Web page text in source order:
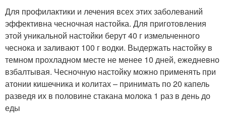
Для профилактики и лечения всех этих заболеваний
эффективна чесночная настойка. Для приготовления
этой уникальной настойки берут 40 г измельченного
чеснока и заливают 100 г водки. Выдержать настойку в
темном прохладном месте не менее 10 дней, ежедневно
взбалтывая. Чесночную настойку можно применять при
атонии кишечника и колитах – принимать по 20 капель
разведя их в половине стакана молока 1 раз в день до
еды